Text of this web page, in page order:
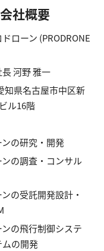
社概要
ローン (PRODRONE
長 河野 雅一
知県名古屋市中区新
ル16階
ンの研究・開発
の調査・コンサル
の受託開発設計・
の飛行制御システ
の開発